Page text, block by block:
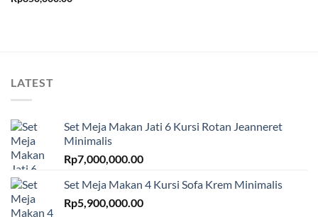
LATEST
Set Meja Makan Jati 6 Kursi Rotan Jeanneret
Minimalis
Rp7,000,000.00
Set Meja Makan 4 Kursi Sofa Krem Minimalis
Rp5,900,000.00